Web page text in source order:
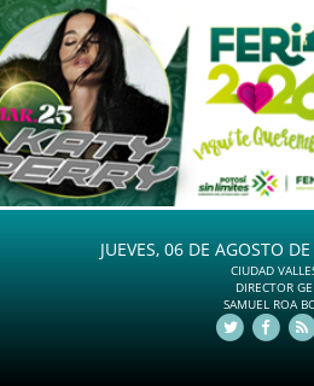
JUEVES, 06 DE AGOSTO
CIUDAD
DIRECTOR
SAMUEL ROA